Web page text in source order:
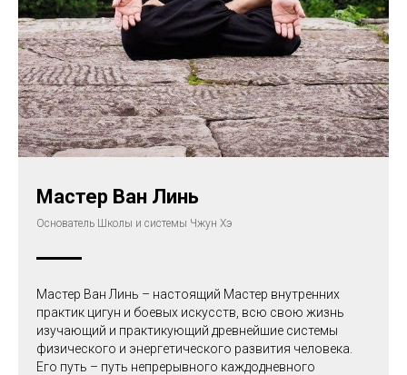
Мастер Ван Линь
Основатель Школы и системы Чжун Хэ
Мастер Ван Линь – настоящий Мастер внутренних
практик цигун и боевых искусств, всю свою жизнь
изучающий и практикующий древнейшие системы
физического и энергетического развития человека.
Его путь – путь непрерывного каждодневного